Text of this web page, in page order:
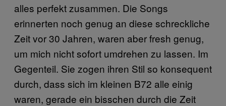
alles perfekt zusammen. Die Songs
erinnerten noch genug an diese schreckliche
Zeit vor 30 Jahren, waren aber fresh genug,
um mich nicht sofort umdrehen zu lassen. Im
Gegenteil. Sie zogen ihren Stil so konsequent
durch, dass sich im kleinen B72 alle einig
waren, gerade ein bisschen durch die Zeit